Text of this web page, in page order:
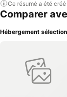
Ce résumé a été créé
Comparer
Hébergement